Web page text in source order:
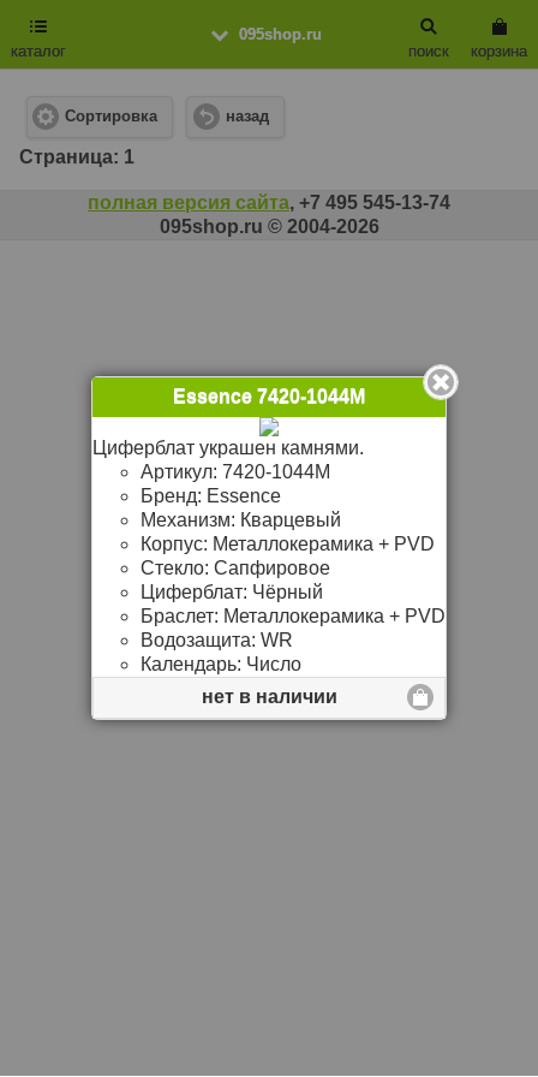
095shop.ru
каталог
корзина
поиск
Сортировка назад
Cтраница: 1
полная версия сайта, +7 495 545-13-74
095shop.ru © 2004-2026
Essence 7420-1044M
Циферблат украшен камнями.
Артикул: 7420-1044M
Бренд: Essence
Механизм: Кварцевый
Корпус: Металлокерамика + PVD
Стекло: Сапфировое
Циферблат: Чёрный
Браслет: Металлокерамика + PVD
Водозащита: WR
Календарь: Число
нет в наличии